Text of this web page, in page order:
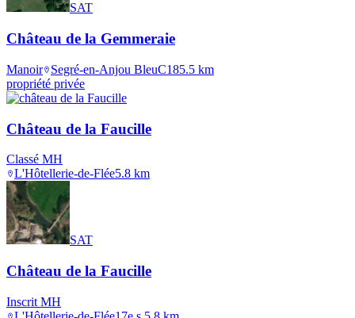
SAT
Château de la Gemmeraie
Manoir Segré-en-Anjou BleuC185.5 km
propriété privée
Château de la Faucille
Classé MH
L'Hôtellerie-de-Flée5.8 km
SAT
Château de la Faucille
Inscrit MH